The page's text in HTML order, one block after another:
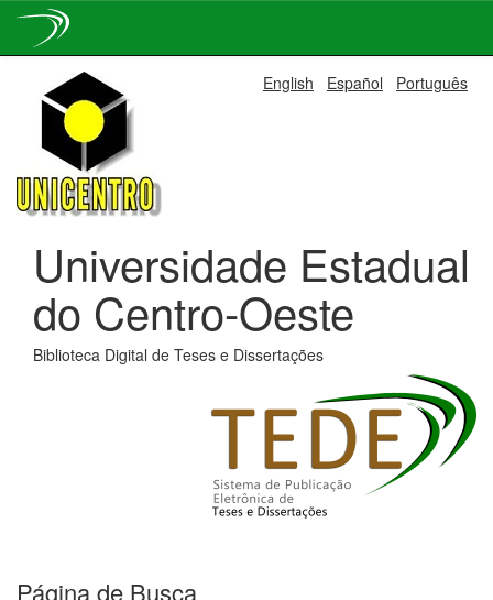
navigation
English Español Português
Universidade Estadual
do Centro-Oeste
Biblioteca Digital de Teses e Dissertações
Página de Busca